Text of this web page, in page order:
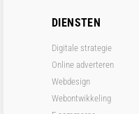
DIENSTEN
Digitale strategie
Online adverteren
Webdesign
Webontwikkeling